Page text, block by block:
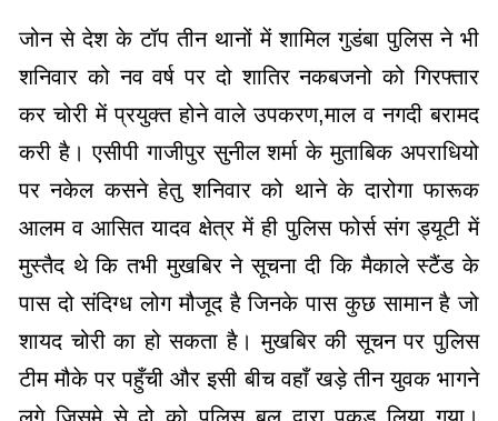
जोन से देश के टॉप तीन थानों में शामिल गुडंबा पुलिस ने भी
शनिवार को नव वर्ष पर दो शातिर नकबजनो को गिरफ्तार
कर चोरी में प्रयुक्त होने वाले उपकरण,माल व नगदी बरामद
करी है। एसीपी गाजीपुर सुनील शर्मा के मुताबिक अपराधियो
पर नकेल कसने हेतु शनिवार को थाने के दारोगा फारूक
आलम व आसित यादव क्षेत्र में ही पुलिस फोर्स संग ड्यूटी में
मुस्तैद थे कि तभी मुखबिर ने सूचना दी कि मैकाले स्टैंड के
पास दो संदिग्ध लोग मौजूद है जिनके पास कुछ सामान है जो
शायद चोरी का हो सकता है। मुखबिर की सूचन पर पुलिस
टीम मौके पर पहुँची और इसी बीच वहाँ खड़े तीन युवक भागने